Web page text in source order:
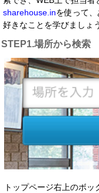
sharehouse.inを使って
好きなことを学びましょ
STEP1.場所から検索
トップページ右上のボ